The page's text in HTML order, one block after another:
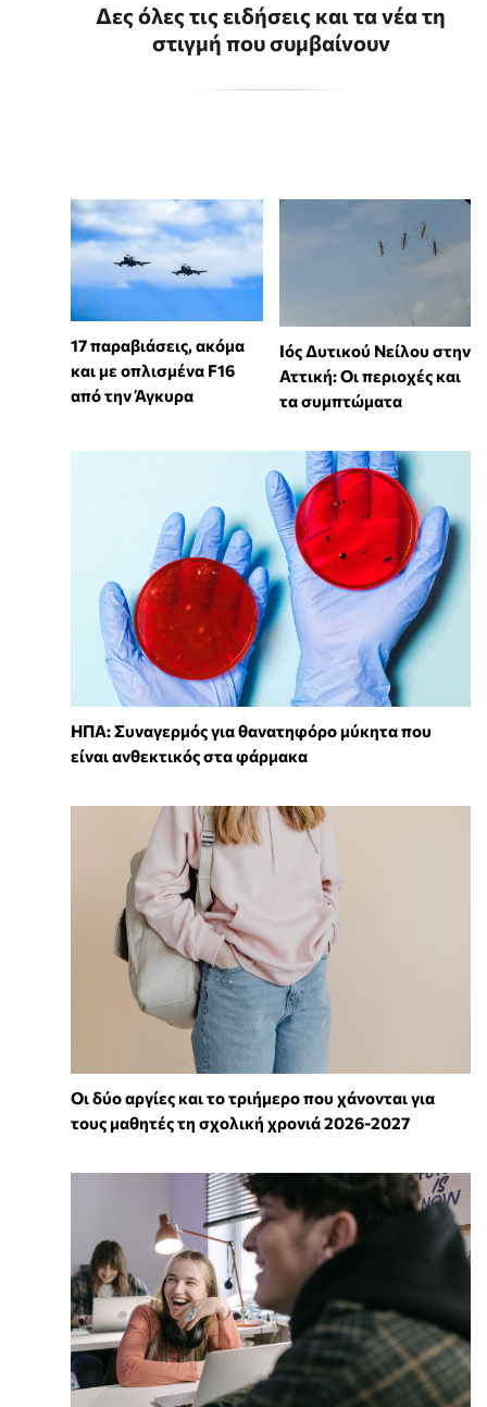
Δες όλες τις ειδήσεις και τα νέα τη
στιγμή που συμβαίνουν
17 παραβιάσεις, ακόμα
και με οπλισμένα F16
από την Άγκυρα
Ιός Δυτικού Νείλου στην
Αττική: Οι περιοχές και
τα συμπτώματα
ΗΠΑ: Συναγερμός για θανατηφόρο μύκητα που
είναι ανθεκτικός στα φάρμακα
Οι δύο αργίες και το τριήμερο που χάνονται για
τους μαθητές τη σχολική χρονιά 2026-2027